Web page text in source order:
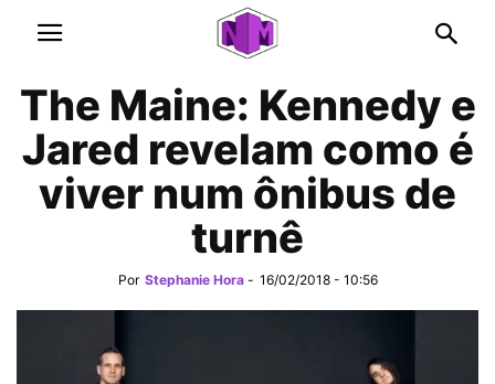
The Maine: Kennedy e
Jared revelam como é
viver num ônibus de
turnê
Por Stephanie Hora - 16/02/2018 - 10:56